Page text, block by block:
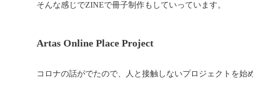
そんな感じでZINEで冊子制作もしていっています。
Artas Online Place Project
コロナの話がでたので、人と接触しないプロジェクトを始